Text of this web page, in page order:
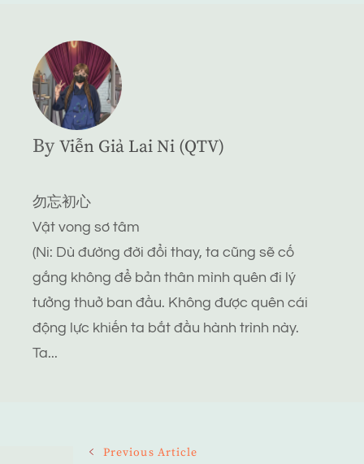
By Viễn Giả Lai Ni (QTV)
勿忘初心
Vật vong sơ tâm
(Ni: Dù đường đời đổi thay, ta cũng sẽ cố
gắng không để bản thân mình quên đi lý
tưởng thuở ban đầu. Không được quên cái
động lực khiến ta bắt đầu hành trình này.
Ta...
Previous Article